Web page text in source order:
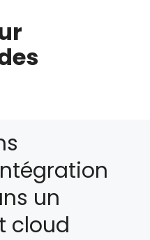
un
cloud